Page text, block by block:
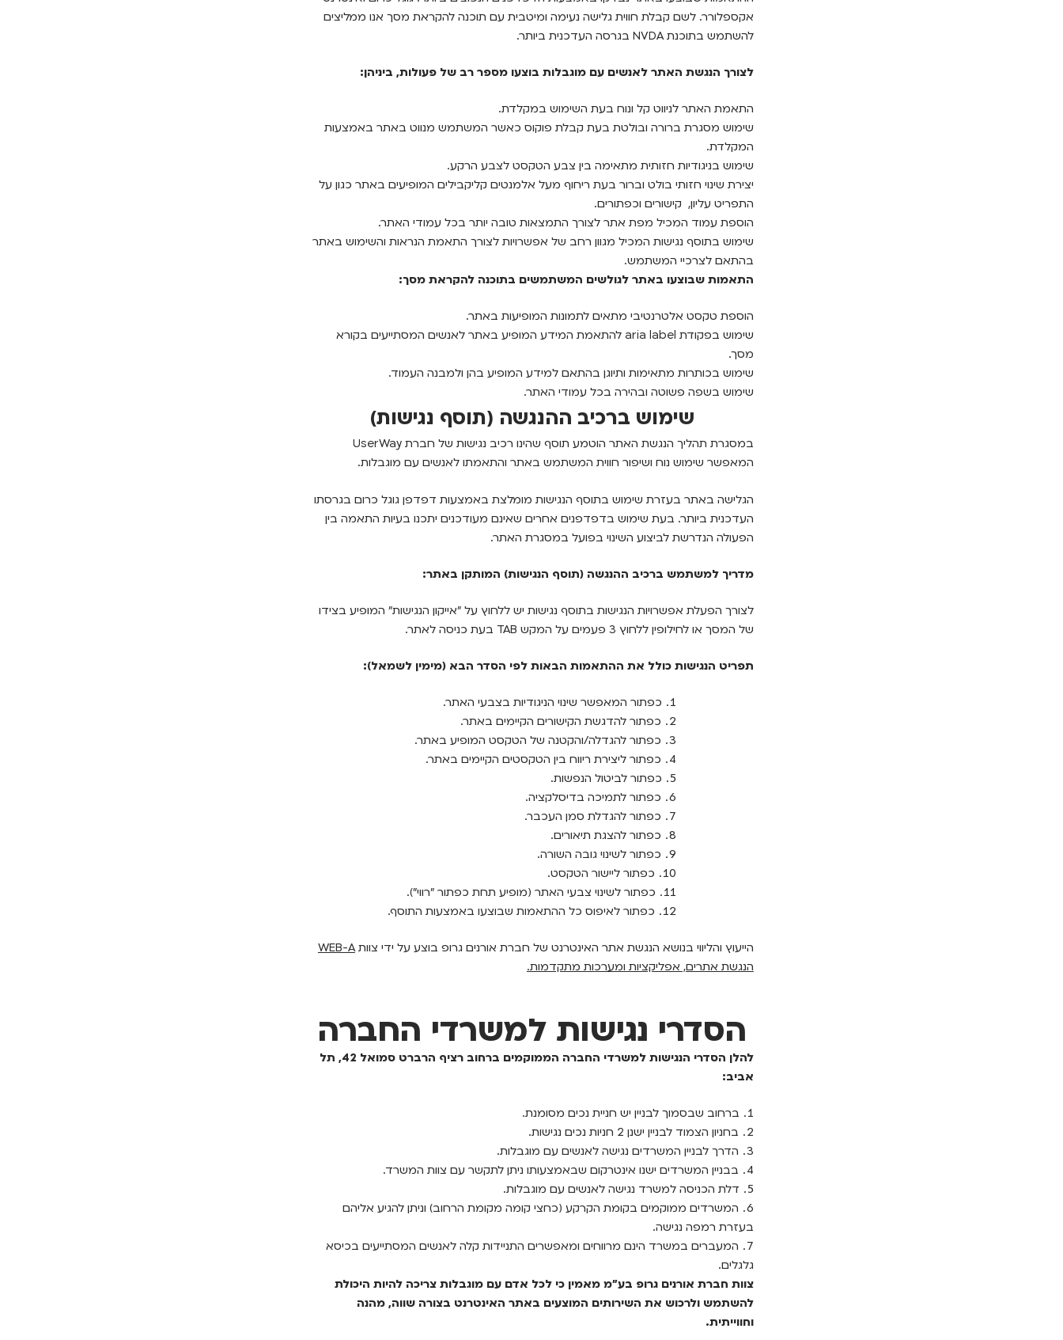
אקספלורר. לשם קבלת חווית גלישה נעימה ומיטבית עם תוכנה להקראת מסך אנו ממליצים
להשתמש בתוכנת NVDA בגרסה העדכנית ביותר.
לצורך הנגשת האתר לאנשים עם מוגבלות בוצעו מספר רב של פעולות, ביניהן:
התאמת האתר לניווט קל ונוח בעת השימוש במקלדת.
שימוש מסגרת ברורה ובולטת בעת קבלת פוקוס כאשר המשתמש מנווט באתר באמצעות
המקלדת.
שימוש בניגודיות חזותית מתאימה בין צבע הטקסט לצבע הרקע.
יצירת שינוי חזותי בולט וברור בעת ריחוף מעל אלמנטים קליקבילים המופיעים באתר כגון על
התפריט עליון, קישורים וכפתורים.
הוספת עמוד המכיל מפת אתר לצורך התמצאות טובה יותר בכל עמודי האתר.
שימוש בתוסף נגישות המכיל מגוון רחב של אפשרויות לצורך התאמת הנראות והשימוש באתר
בהתאם לצרכיי המשתמש.
התאמות שבוצעו באתר לגולשים המשתמשים בתוכנה להקראת מסך:
הוספת טקסט אלטרנטיבי מתאים לתמונות המופיעות באתר.
שימוש בפקודת aria label להתאמת המידע המופיע באתר לאנשים המסתייעים בקורא
מסך.
שימוש בכותרות מתאימות ותיוגן בהתאם למידע המופיע בהן ולמבנה העמוד.
שימוש בשפה פשוטה ובהירה בכל עמודי האתר.
שימוש ברכיב ההנגשה (תוסף נגישות)
במסגרת תהליך הנגשת האתר הוטמע תוסף שהינו רכיב נגישות של חברת UserWay
המאפשר שימוש נוח ושיפור חווית המשתמש באתר והתאמתו לאנשים עם מוגבלות.
הגלישה באתר בעזרת שימוש בתוסף הנגישות מומלצת באמצעות דפדפן גוגל כרום בגרסתו
העדכנית ביותר. בעת שימוש בדפדפנים אחרים שאינם מעודכנים יתכנו בעיות התאמה בין
הפעולה הנדרשת לביצוע השינוי בפועל במסגרת האתר.
מדריך למשתמש ברכיב ההנגשה (תוסף הנגישות) המותקן באתר:
לצורך הפעלת אפשרויות הנגישות בתוסף נגישות יש ללחוץ על "אייקון הנגישות" המופיע בצידו
של המסך או לחילופין ללחוץ 3 פעמים על המקש TAB בעת כניסה לאתר.
תפריט הנגישות כולל את ההתאמות הבאות לפי הסדר הבא (מימין לשמאל):
כפתור המאפשר שינוי הניגודיות בצבעי האתר.
כפתור להדגשת הקישורים הקיימים באתר.
כפתור להגדלה/והקטנה של הטקסט המופיע באתר.
כפתור ליצירת ריווח בין הטקסטים הקיימים באתר.
כפתור לביטול הנפשות.
כפתור לתמיכה בדיסלקציה.
כפתור להגדלת סמן העכבר.
כפתור להצגת תיאורים.
כפתור לשינוי גובה השורה.
כפתור ליישור הטקסט.
כפתור לשינוי צבעי האתר (מופיע תחת כפתור "רווי").
כפתור לאיפוס כל ההתאמות שבוצעו באמצעות התוסף.
הייעוץ והליווי בנושא הנגשת אתר האינטרנט של חברת אורנים גרופ בוצע על ידי צוותWEB-A
הנגשת אתרים, אפליקציות ומערכות מתקדמות.
הסדרי נגישות למשרדי החברה
להלן הסדרי הנגישות למשרדי החברה הממוקמים ברחוב רציף הרברט סמואל 42, תל
אביב:
ברחוב שבסמוך לבניין יש חניית נכים מסומנת.
בחניון הצמוד לבניין ישנן 2 חניות נכים נגישות.
הדרך לבניין המשרדים נגישה לאנשים עם מוגבלות.
בבניין המשרדים ישנו אינטרקום שבאמצעותו ניתן לתקשר עם צוות המשרד.
דלת הכניסה למשרד נגישה לאנשים עם מוגבלות.
המשרדים ממוקמים בקומת הקרקע (כחצי קומה מקומת הרחוב) וניתן להגיע אליהם
בעזרת רמפה נגישה.
המעברים במשרד הינם מרווחים ומאפשרים התניידות קלה לאנשים המסתייעים בכיסא
גלגלים.
צוות חברת אורנים גרופ בע"מ מאמין כי לכל אדם עם מוגבלות צריכה להיות היכולת
להשתמש ולרכוש את השירותים המוצעים באתר האינטרנט בצורה שווה, מהנה
וחווייתית.